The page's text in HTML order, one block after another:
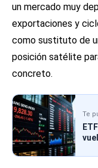
un mercado muy
exportaciones y
como sustituto de
posición satélite
concreto.
Te